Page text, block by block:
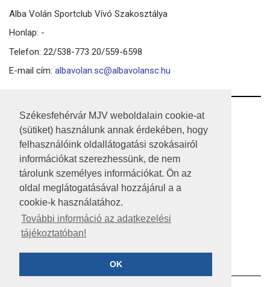
Székesfehérvár MJV weboldalain cookie-at
(sütiket) használunk annak érdekében, hogy
felhasználóink oldallátogatási szokásairól
információkat szerezhessünk, de nem
tárolunk személyes információkat. Ön az
oldal meglátogatásával hozzájárul a a
cookie-k használatához.
További információ az adatkezelési
tájékoztatóban!
OK
Alba Volán Sportclub Vívó Szakosztálya
Honlap: -
Telefon: 22/538-773 20/559-6598
E-mail cím: albavolan.sc@albavolansc.hu
RSS
A HONLAP 2017.03.31-I ÁLLAPOTA
JOGI NYILATKOZAT
IMPRESSZUM
KÖZÉRDEKŰ ADATOK